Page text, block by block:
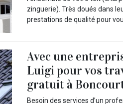
zinguerie). Très doués dans
prestations de qualité pour
Avec une
Luigi pour vos
gratuit à Boncourt
Besoin des services d’un